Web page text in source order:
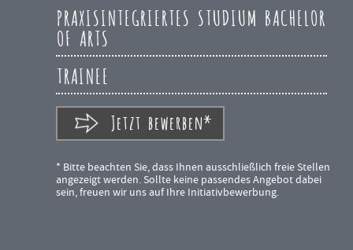
PRAXISINTEGRIERTES STUDIUM BACHELOR
OF ARTS
TRAINEE
Jetzt bewerben*
* Bitte beachten Sie, dass Ihnen ausschließlich freie Stellen
angezeigt werden. Sollte keine passendes Angebot dabei
sein, freuen wir uns auf Ihre Initiativbewerbung.